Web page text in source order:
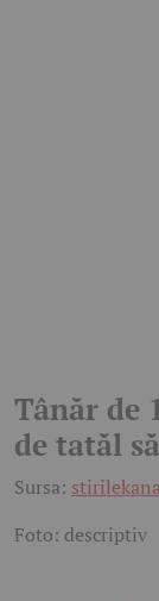
Tânăr de
de tatăl
Sursa:
Foto: descriptiv